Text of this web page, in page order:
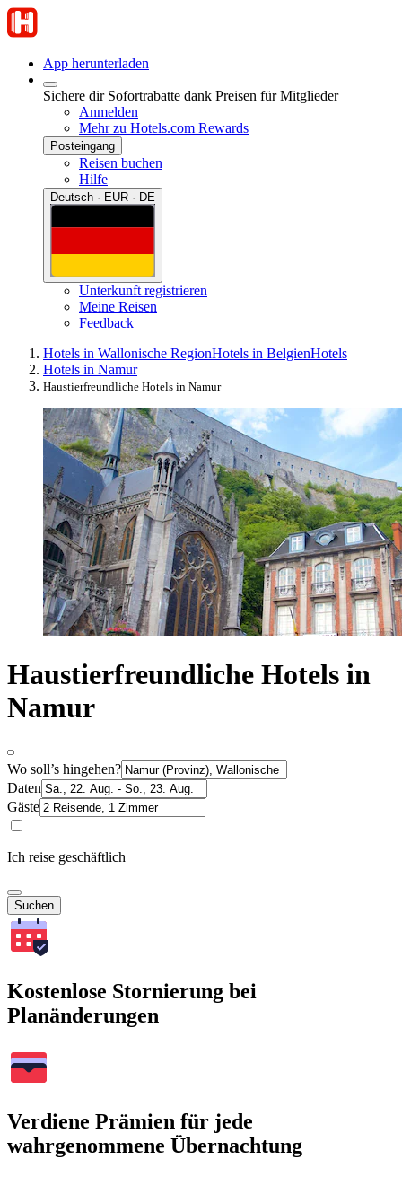
App herunterladen
Sichere dir Sofortrabatte dank Preisen für Mitglieder
Anmelden
Mehr zu Hotels.com Rewards
Posteingang
Reisen buchen
Hilfe
Deutsch · EUR · DE
Unterkunft registrieren
Meine Reisen
Feedback
Hotels in Wallonische RegionHotels in BelgienHotels
Hotels in Namur
Haustierfreundliche Hotels in Namur
Haustierfreundliche Hotels in
Namur
Wo soll’s hingehen?
Daten
Gäste
Ich reise geschäftlich
Suchen
Kostenlose Stornierung bei
Planänderungen
Verdiene Prämien für jede
wahrgenommene Übernachtung